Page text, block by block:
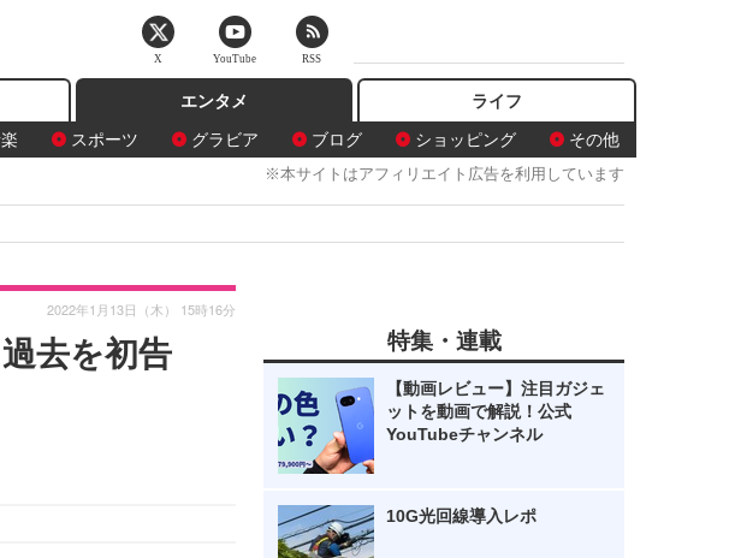
エンタメ
スポーツ グラビア ブログ ショッピング その他
ライフ
※本サイトはアフィリエイト広告を利用しています
去を初告
2022年1月13日（木） 15時16分
特集・連載
【動画レビュー】注目ガジェ
ットを動画で解説！公式
YouTubeチャンネル
10G光回線導入レポ
X YouTube RSS